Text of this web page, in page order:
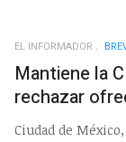
EL INFORMADOR
Mantiene la
rechazar
Ciudad de